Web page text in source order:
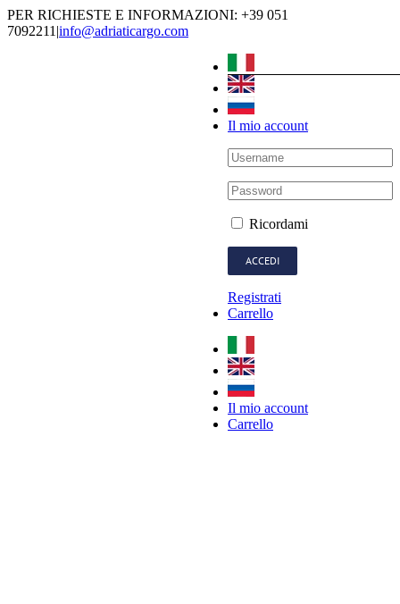
Salta
al
PER RICHIESTE E INFORMAZIONI: +39 051
7092211 |info@adriaticargo.com
Il mio account
Ricordami
Registrati
Carrello
Il mio account
Carrello